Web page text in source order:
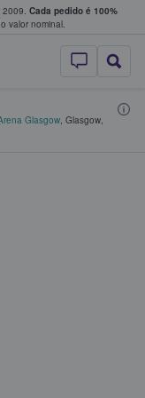
2009. Cada pedido é 100%
valor nominal.
– onde
Glasgow, Glasgow,